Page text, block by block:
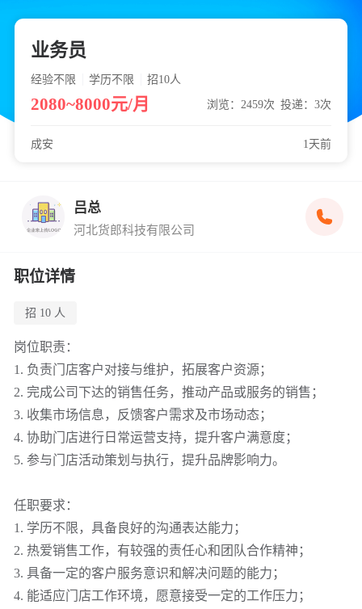
业务员
经验不限 学历不限 招10人
2080~8000元/月 浏览：2459次 投递：3次
成安 1天前
吕总
河北货郎科技有限公司
职位详情
招 10 人
岗位职责：
1. 负责门店客户对接与维护，拓展客户资源；
2. 完成公司下达的销售任务，推动产品或服务的销售；
3. 收集市场信息，反馈客户需求及市场动态；
4. 协助门店进行日常运营支持，提升客户满意度；
5. 参与门店活动策划与执行，提升品牌影响力。
任职要求：
1. 学历不限，具备良好的沟通表达能力；
2. 热爱销售工作，有较强的责任心和团队合作精神；
3. 具备一定的客户服务意识和解决问题的能力；
4. 能适应门店工作环境，愿意接受一定的工作压力；